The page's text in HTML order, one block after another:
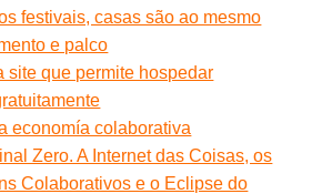
festivais, casas são ao mesmo
e palco
site que permite hospedar
economía colaborativa
Zero. A Internet das Coisas, os
Colaborativos e o Eclipse do